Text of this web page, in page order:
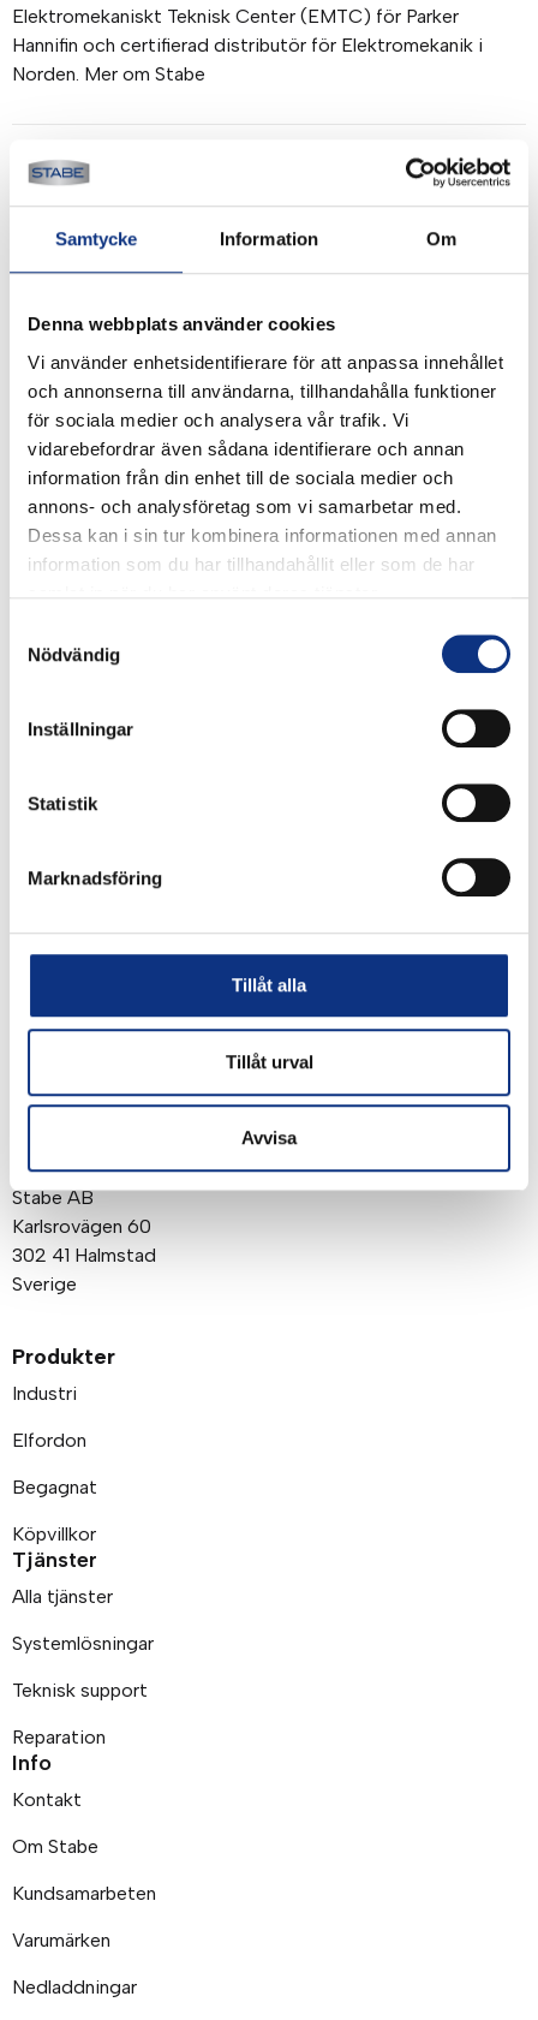
Samtycke Information Om
Denna webbplats använder cookies
Vi använder enhetsidentifierare för att anpassa innehållet
och annonserna till användarna, tillhandahålla funktioner
för sociala medier och analysera vår trafik. Vi
vidarebefordrar även sådana identifierare och annan
information från din enhet till de sociala medier och
annons- och analysföretag som vi samarbetar med.
Dessa kan i sin tur kombinera informationen med annan
information som du har tillhandahållit eller som de har
Nödvändig
Inställningar
Statistik
Marknadsföring
Tillåt alla
Tillåt urval
Avvisa
Elektromekaniskt Teknisk Center (EMTC) för Parker
Hannifin och certifierad distributör för Elektromekanik i
Norden. Mer om Stabe
Betalning & frakt
Betalning mot faktura, 30 dagar. Fraktkostnad tillkommer.
Köpvillkor.
Stabes nyhetsbrev
Genom att klicka på “Signa upp” dig bekräftar du
att du godkänner våraintegritetspolicy
Post- och besöksadress
Stabe AB
Karlsrovägen 60
302 41 Halmstad
Sverige
Produkter
Industri
Elfordon
Begagnat
Köpvillkor
Tjänster
Alla tjänster
Systemlösningar
Teknisk support
Reparation
Info
Kontakt
Om Stabe
Kundsamarbeten
Varumärken
Nedladdningar